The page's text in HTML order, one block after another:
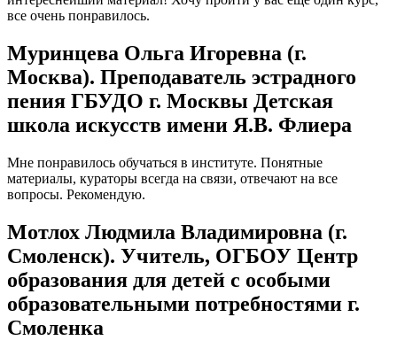
все очень понравилось.
Муринцева Ольга Игоревна (г.
Москва). Преподаватель эстрадного
пения ГБУДО г. Москвы Детская
школа искусств имени Я.В. Флиера
Мне понравилось обучаться в институте. Понятные
материалы, кураторы всегда на связи, отвечают на все
вопросы. Рекомендую.
Мотлох Людмила Владимировна (г.
Смоленск). Учитель, ОГБОУ Центр
образования для детей с особыми
образовательными потребностями г.
Смоленка